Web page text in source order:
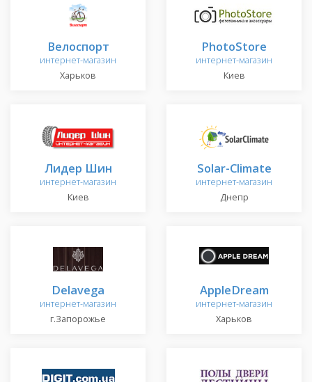
Велоспорт
интернет-магазин
Харьков
PhotoStore
интернет-магазин
Киев
Лидер Шин
интернет-магазин
Киев
Solar-Climate
интернет-магазин
Днепр
Delavega
интернет-магазин
г.Запорожье
AppleDream
интернет-магазин
Харьков